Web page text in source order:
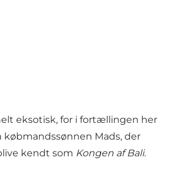
eksotisk, for i fortællingen her
købmandssønnen Mads, der
kendt som Kongen af Bali.